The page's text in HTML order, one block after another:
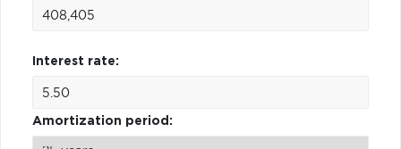
Interest rate:
Amortization period: